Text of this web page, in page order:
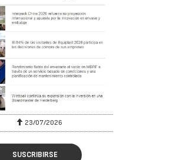
23/07/2026
SUSCRIBIRSE